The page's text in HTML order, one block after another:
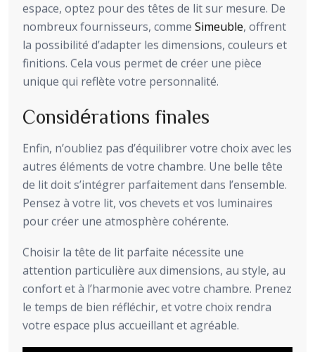
espace, optez pour des têtes de lit sur mesure. De
nombreux fournisseurs, comme Simeuble, offrent
la possibilité d’adapter les dimensions, couleurs et
finitions. Cela vous permet de créer une pièce
unique qui reflète votre personnalité.
Considérations finales
Enfin, n’oubliez pas d’équilibrer votre choix avec les
autres éléments de votre chambre. Une belle tête
de lit doit s’intégrer parfaitement dans l’ensemble.
Pensez à votre lit, vos chevets et vos luminaires
pour créer une atmosphère cohérente.
Choisir la tête de lit parfaite nécessite une
attention particulière aux dimensions, au style, au
confort et à l’harmonie avec votre chambre. Prenez
le temps de bien réfléchir, et votre choix rendra
votre espace plus accueillant et agréable.